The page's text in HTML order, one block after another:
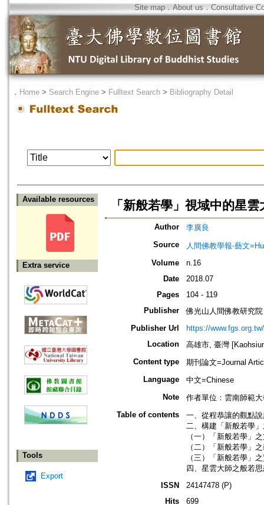
Site map．About us ． Consultative
． Home > Search Engine > Fulltext Search > Bibliography Detail
Available resources
Extra service
Tools
Export
「新般若學」視域中的星
Author
李廣良
Source
人間佛教學報‧藝文
Volume
n.16
Date
2018.07
Pages
104 - 119
Publisher
佛光山人間佛教研究院
Publisher Url
https://www.fgs.org.tw/
Location
高雄市, 臺灣
Content type
期刊論文=Journal
Language
中文=Chinese
Note
作者單位：雲南師範
Table of contents
一、從程恭讓的觀點
二、構建「新般若學
（一）「新般若學」
（二）「新般若學」
（三）「新般若學」
四、星雲大師之般若
ISSN
24147478 (P)
Hits
699